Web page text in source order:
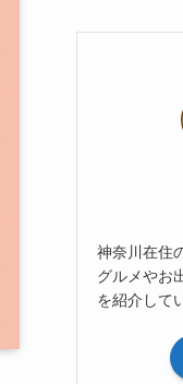
神奈川在住
グルメやお
を紹介して